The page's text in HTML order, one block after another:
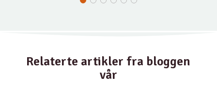
Relaterte artikler fra bloggen
vår